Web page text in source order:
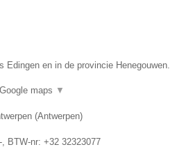
Edingen en in de provincie Henegouwen.
Google maps ▼
(Antwerpen)
-, BTW-nr: +32 32323077